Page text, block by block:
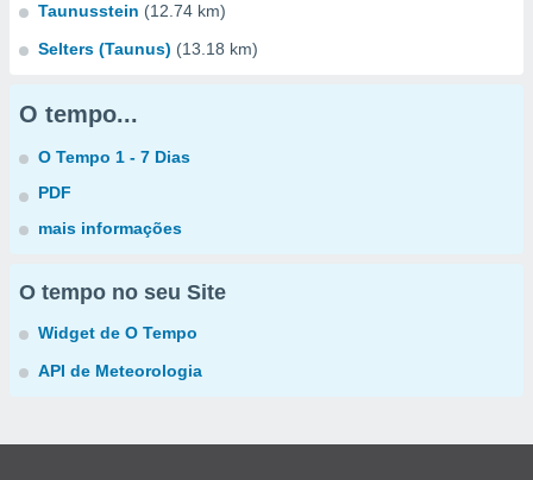
Taunusstein (12.74 km)
Selters (Taunus) (13.18 km)
O tempo...
O Tempo 1 - 7 Dias
PDF
mais informações
O tempo no seu Site
Widget de O Tempo
API de Meteorologia